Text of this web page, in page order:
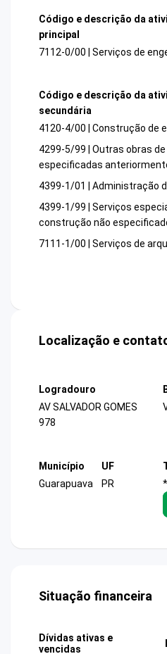
Código e descrição da
principal
7112-0/00 | Serviços de
Código e descrição da
secundária
4120-4/00 | Construção de
4299-5/99 | Outras obras
especificadas
4399-1/01 | Administração
4399-1/99 | Serviços
construção não
7111-1/00 | Serviços de
Localização e
Logradouro
AV SALVADOR GOMES
978
Município
Guarapuava
UF
PR
Situação financeira
Dívidas ativas e
vencidas